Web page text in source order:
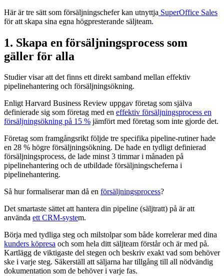
Här är tre sätt som försäljningschefer kan utnyttja SuperOffice Sales
för att skapa sina egna högpresterande säljteam.
1. Skapa en försäljningsprocess som
gäller för alla
Studier visar att det finns ett direkt samband mellan effektiv
pipelinehantering och försäljningsökning.
Enligt Harvard Business Review uppgav företag som själva
definierade sig som företag med en effektiv försäljningsprocess en
försäljningsökning på 15 % jämfört med företag som inte gjorde det.
Företag som framgångsrikt följde tre specifika pipeline-rutiner hade
en 28 % högre försäljningsökning. De hade en tydligt definierad
försäljningsprocess, de lade minst 3 timmar i månaden på
pipelinehantering och de utbildade försäljningscheferna i
pipelinehantering.
Så hur formaliserar man då en försäljningsprocess?
Det smartaste sättet att hantera din pipeline (säljtratt) på är att
använda ett CRM-system.
Börja med tydliga steg och milstolpar som både korrelerar med dina
kunders köpresa och som hela ditt säljteam förstår och är med på.
Kartlägg de viktigaste del stegen och beskriv exakt vad som behöver
ske i varje steg. Säkerställ att säljarna har tillgång till all nödvändig
dokumentation som de behöver i varje fas.